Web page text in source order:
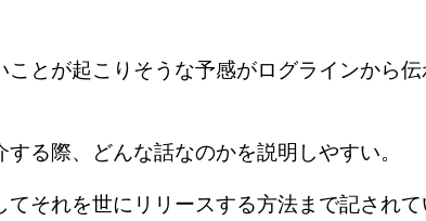
とが起こりそうな予感がログラインから伝
る際、どんな話なのかを説明しやすい。
それを世にリリースする方法まで記されて